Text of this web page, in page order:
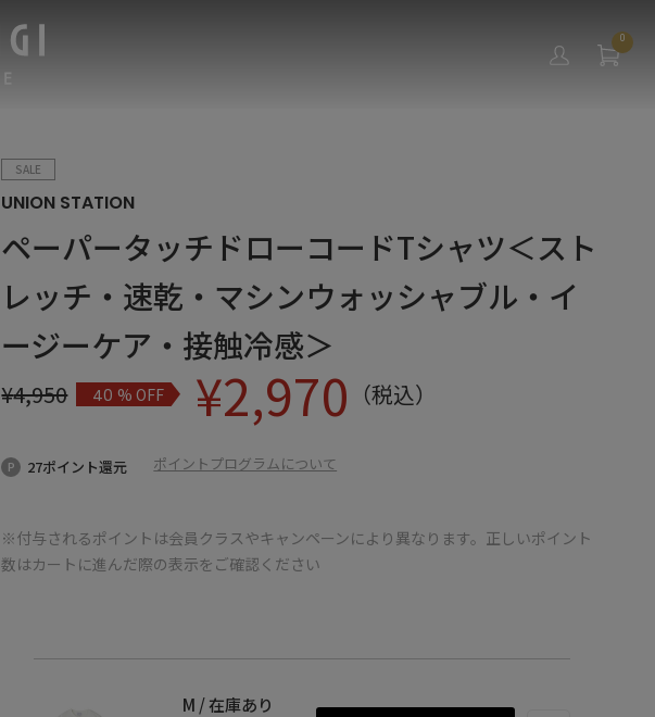
0
SALE
UNION STATION
ペーパータッチドローコードTシャツ＜スト
レッチ・速乾・マシンウォッシャブル・イ
ージーケア・接触冷感＞
¥4,950 40% OFF ¥2,970 （税込）
27ポイント還元 ポイントプログラムについて
※付与されるポイントは会員クラスやキャンペーンにより異なります。正しいポイント
数はカートに進んだ際の表示をご確認ください
M / 在庫あり